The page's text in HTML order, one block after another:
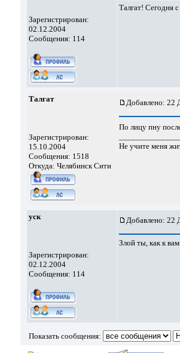
Зарегистрирован:
02.12.2004
Сообщения: 114
Талгат! Сегодня
Талгат
Зарегистрирован:
15.10.2004
Сообщения: 1518
Откуда: Челябинск Сити
Добавлено: 22
По лицу пну
Не учите меня
уск
Зарегистрирован:
02.12.2004
Сообщения: 114
Добавлено: 22
Злой ты, как к
Показать сообщения: